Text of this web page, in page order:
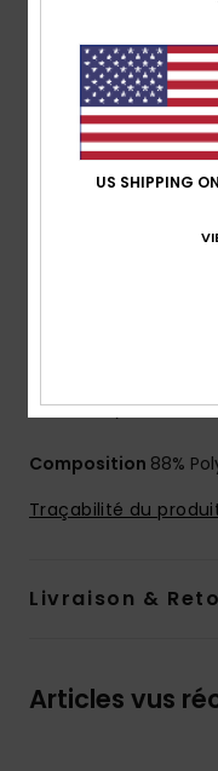
l'extérieur et
Coupe :Arch fit
Braguette :
Taille :taille fixe
Coutures
Fil recyclé
Composition 88%
Traçabilité du
Livraison &
Articles vus
US SHIPPING